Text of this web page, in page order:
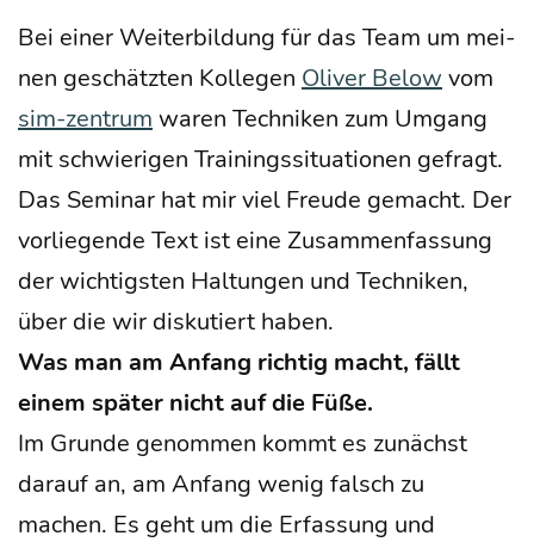
Bei einer Wei­ter­bil­dung für das Team um mei­
nen geschätz­ten Kol­le­gen Oli­ver Below vom
sim-zen­trum waren Tech­ni­ken zum Umgang
mit schwie­ri­gen Trai­nings­si­tua­tio­nen gefragt.
Das Semi­nar hat mir viel Freu­de gemacht. Der
vor­lie­gen­de Text ist eine Zusam­men­fas­sung
der wich­tigs­ten Hal­tun­gen und Tech­ni­ken,
über die wir dis­ku­tiert haben.
Was man am Anfang rich­tig macht, fällt
einem spä­ter nicht auf die Füße.
Im Grun­de genom­men kommt es zunächst
dar­auf an, am Anfang wenig falsch zu
machen. Es geht um die Erfas­sung und